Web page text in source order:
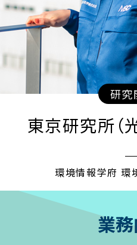
研究
東京研究所（
環境情報学府 環
業